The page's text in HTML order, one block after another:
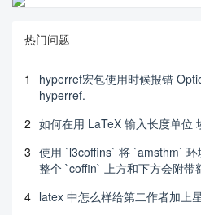
热门问题
1
hyperref宏包使用时候报错
hyperref.
2 如何在用 LaTeX 输入长度单位
3 使用 `l3coffins` 将 `amsthm` 环
整个 `coffin` 上方和下方会附带
4 latex 中怎么样给第二作者加上